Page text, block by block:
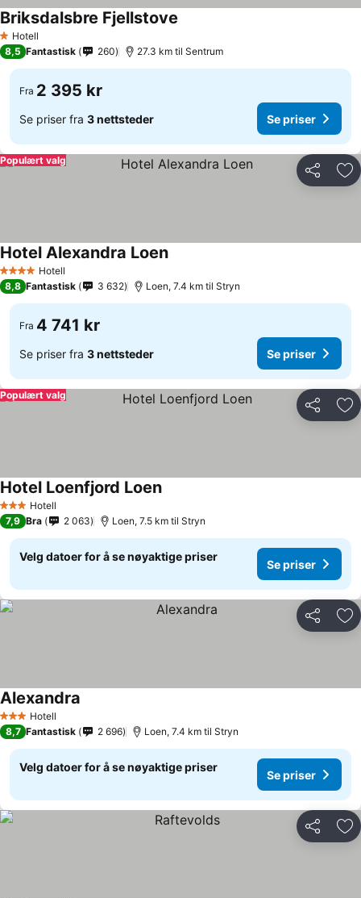
1 Stjerner
Hotell
Briksdalsbre Fjellstove
8,5 Fantastisk 260 27.3 km til Sentrum
Fra 2 395 kr
Se priser fra 3 nettsteder Se priser
Del
Populært valg
4 StjernerHotell
Hotel Alexandra LoenSe priser
8,8 Fantastisk 3 632 Loen, 7.4 km til Stryn
Fra 4 741 kr
Se priser fra 3 nettsteder Se priser
Del
Populært valg
3 StjernerHotell
Hotel Loenfjord LoenSe priser
7,9 Bra 2 063 Loen, 7.5 km til Stryn
Velg datoer for å se nøyaktige priser
Se priser
Del
3 StjernerHotell
Alexandra
8,7 Fantastisk 2 696 Loen, 7.4 km til Stryn
Velg datoer for å se nøyaktige priser
Se priser
Del